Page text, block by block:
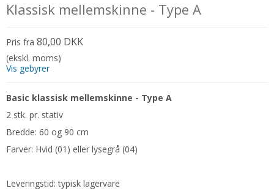
Klassisk mellemskinne - Type A
Pris fra 80,00 DKK
(ekskl. moms)
Vis gebyrer
Basic klassisk mellemskinne - Type A
2 stk. pr. stativ
Bredde: 60 og 90 cm
Farver: Hvid (01) eller lysegrå (04)
Leveringstid: typisk lagervare